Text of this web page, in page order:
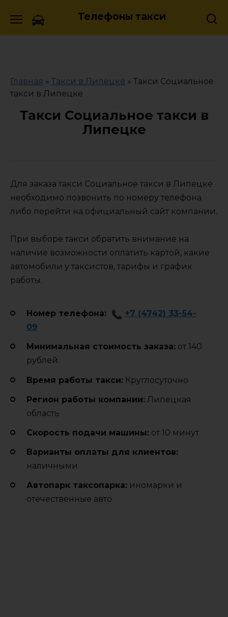
Телефоны такси
Главная » Такси в Липецке » Такси Социальное
такси в Липецке
Такси Социальное такси в
Липецке
Для заказа такси Социальное такси в Липецке
необходимо позвонить по номеру телефона
либо перейти на официальный сайт компании.
При выборе такси обратить внимание на
наличие возможности оплатить картой, какие
автомобили у таксистов, тарифы и график
работы.
Номер телефона:
+7 (4742) 33-54-
09
Минимальная стоимость заказа: от 140
рублей
Время работы такси: Круглосуточно
Регион работы компании: Липецкая
область
Cкорость подачи машины: от 10 минут
Варианты оплаты для клиентов:
наличными
Автопарк таксопарка: иномарки и
отечественные авто